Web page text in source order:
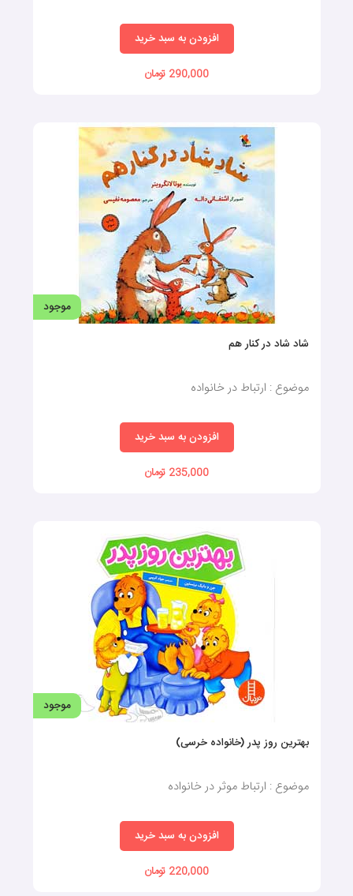
افزودن به سبد خرید
290,000 تومان
موجود
شاد شاد در کنار هم
موضوع : ارتباط در خانواده
افزودن به سبد خرید
235,000 تومان
موجود
بهترین روز پدر (خانواده خرسی)
موضوع : ارتباط موثر در خانواده
افزودن به سبد خرید
220,000 تومان